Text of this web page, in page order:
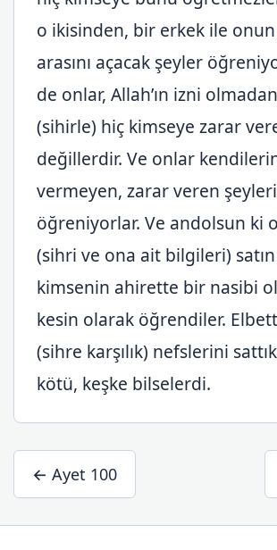
o ikisinden, bir erkek ile onun
arasını açacak şeyler
de onlar, Allah’ın izni
(sihirle) hiç kimseye zarar
değillerdir. Ve onlar
vermeyen, zarar veren şeyleri
öğreniyorlar. Ve andolsun ki
(sihri ve ona ait bilgileri)
kimsenin ahirette bir nasibi
kesin olarak öğrendiler.
(sihre karşılık) nefslerini
kötü, keşke bilselerdi.
← Ayet 100